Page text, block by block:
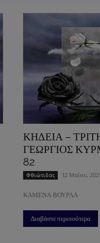
ΚΗΔΕΙΑ –
ΓΕΩΡΓΙΟΣ
82
Φθιώτιδας 12 Μαΐου,
ΚΑΜΕΝΑ ΒΟΥΡΛΑ
Διαβάστε περισσότερα